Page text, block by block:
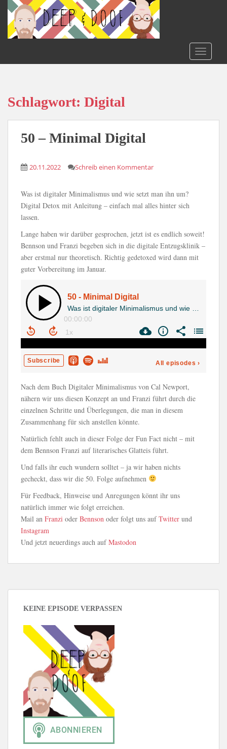
o
Schlagwort: Digital
50 – Minimal Digital
20.11.2022 Schreib einen Kommentar
Was ist digitaler Minimalismus und wie setzt man ihn um?
Digital Detox mit Anleitung – einfach mal alles hinter sich
lassen.
Lange haben wir darüber gesprochen, jetzt ist es endlich soweit!
Bennson und Franzi begeben sich in die digitale Entzugsklinik –
aber erstmal nur theoretisch. Richtig gedetoxed wird dann mit
guter Vorbereitung im Januar.
Nach dem Buch Digitaler Minimalismus von Cal Newport,
nähern wir uns diesen Konzept an und Franzi führt durch die
einzelnen Schritte und Überlegungen, die man in diesem
Zusammenhang für sich anstellen könnte.
Natürlich fehlt auch in dieser Folge der Fun Fact nicht – mit
dem Bennson Franzi auf literarisches Glatteis führt.
Und falls ihr euch wundern solltet – ja wir haben nichts
gecheckt, dass wir die 50. Folge aufnehmen
Für Feedback, Hinweise und Anregungen könnt ihr uns
natürlich immer wie folgt erreichen.
Mail an Franzi oder Bennson oder folgt uns aufTwitter und
Instagram
Und jetzt neuerdings auch aufMastodon
KEINE EPISODE VERPASSEN